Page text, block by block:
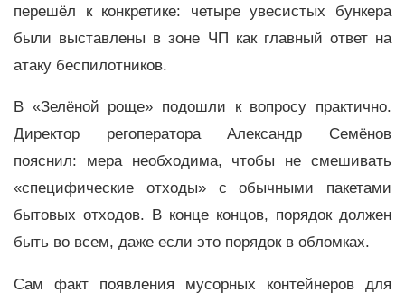
перешёл к конкретике: четыре увесистых бункера
были выставлены в зоне ЧП как главный ответ на
атаку беспилотников.
В «Зелёной роще» подошли к вопросу практично.
Директор регоператора Александр Семёнов
пояснил: мера необходима, чтобы не смешивать
«специфические отходы» с обычными пакетами
бытовых отходов. В конце концов, порядок должен
быть во всем, даже если это порядок в обломках.
Сам факт появления мусорных контейнеров для